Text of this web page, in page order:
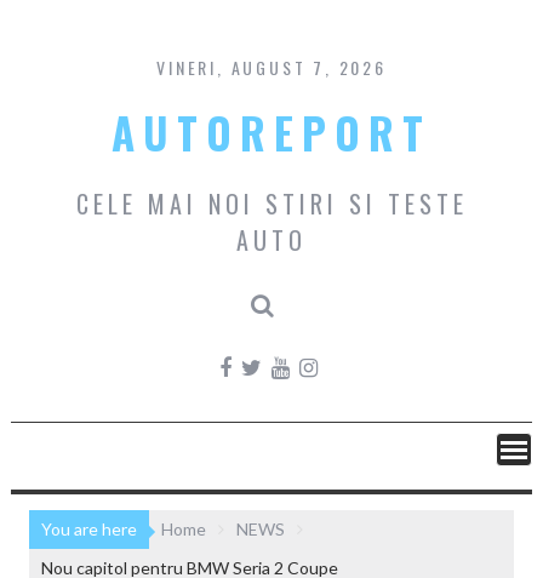
content
VINERI, AUGUST 7, 2026
AUTOREPORT
CELE MAI NOI STIRI SI TESTE
AUTO
You are here Home
NEWS
Nou capitol pentru BMW Seria 2 Coupe